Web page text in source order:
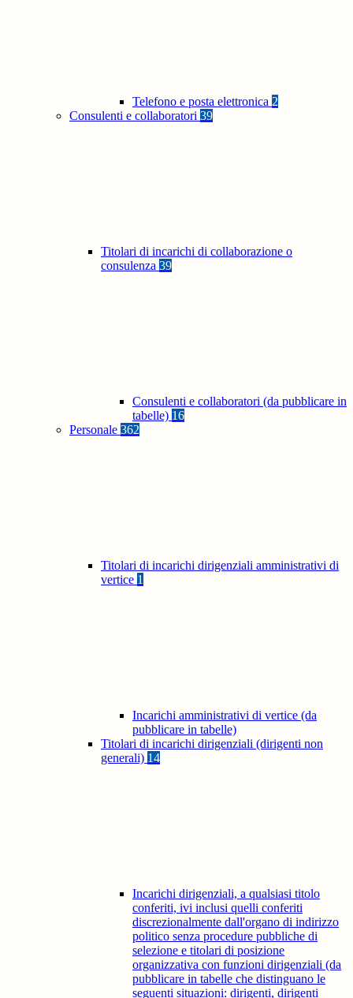
Telefono e posta elettronica 2
Consulenti e collaboratori 39
Titolari di incarichi di collaborazione o
consulenza 39
Consulenti e collaboratori (da pubblicare in
tabelle) 16
Personale 362
Titolari di incarichi dirigenziali amministrativi di
vertice 1
Incarichi amministrativi di vertice (da
pubblicare in tabelle)
Titolari di incarichi dirigenziali (dirigenti non
generali) 14
Incarichi dirigenziali, a qualsiasi titolo
conferiti, ivi inclusi quelli conferiti
discrezionalmente dall'organo di indirizzo
politico senza procedure pubbliche di
selezione e titolari di posizione
organizzativa con funzioni dirigenziali (da
pubblicare in tabelle che distinguano le
seguenti situazioni: dirigenti, dirigenti